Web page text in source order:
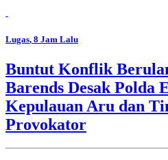
Lugas, 8 Jam Lalu
Buntut Konflik
Barends Desak Polda
Kepulauan Aru dan
Provokator